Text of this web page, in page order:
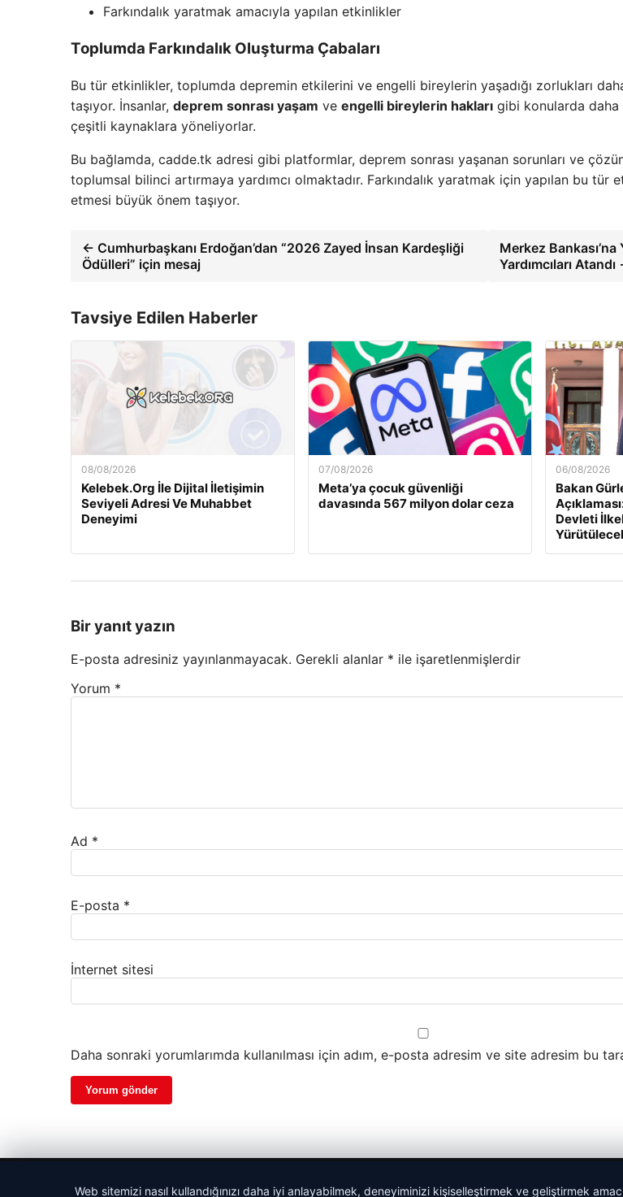
Farkındalık yaratmak amacıyla yapılan etkinlikler
Toplumda Farkındalık Oluşturma Çabaları
Bu tür etkinlikler, toplumda depremin etkilerini ve engelli bireylerin yaşadığı zorlukları
taşıyor. İnsanlar, deprem sonrası yaşam ve engelli bireylerin hakları gibi konularda
çeşitli kaynaklara yöneliyorlar.
Bu bağlamda, cadde.tk adresi gibi platformlar, deprem sonrası yaşanan sorunları ve
toplumsal bilinci artırmaya yardımcı olmaktadır. Farkındalık yaratmak için yapılan bu tür
etmesi büyük önem taşıyor.
← Cumhurbaşkanı Erdoğan’dan “2026 Zayed İnsan Kardeşliği
Ödülleri” için mesaj
Merkez Bankası’na
Yardımcıları Atandı
Tavsiye Edilen Haberler
08/08/2026
Kelebek.Org İle Dijital İletişimin
Seviyeli Adresi Ve Muhabbet
Deneyimi
07/08/2026
Meta’ya çocuk güvenliği
davasında 567 milyon dolar ceza
06/08/2026
Bakan
Devleti
Bir yanıt yazın
E-posta adresiniz yayınlanmayacak. Gerekli alanlar * ile işaretlenmişlerdir
Yorum *
Ad *
E-posta *
İnternet sitesi
Daha sonraki yorumlarımda kullanılması için adım, e-posta adresim ve site adresim bu
Web sitemizi nasıl kullandığınızı daha iyi anlayabilmek, deneyiminizi kişiselleştirmek ve geliştirmek